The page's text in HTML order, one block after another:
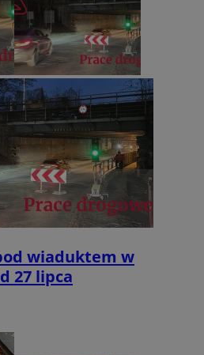
wiaduktem w
27 lipca